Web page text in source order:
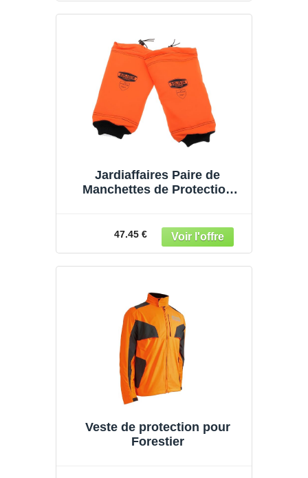
Jardiaffaires Paire de
Manchettes de Protection
47.45 €
Veste de protection pour
Forestier